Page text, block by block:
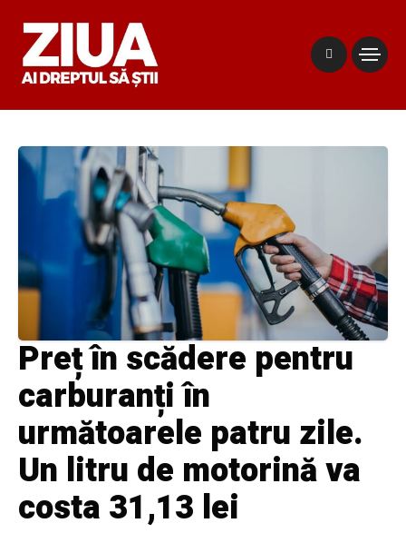
Preț în scădere pentru
carburanți în
următoarele patru zile.
Un litru de motorină va
costa 31,13 lei